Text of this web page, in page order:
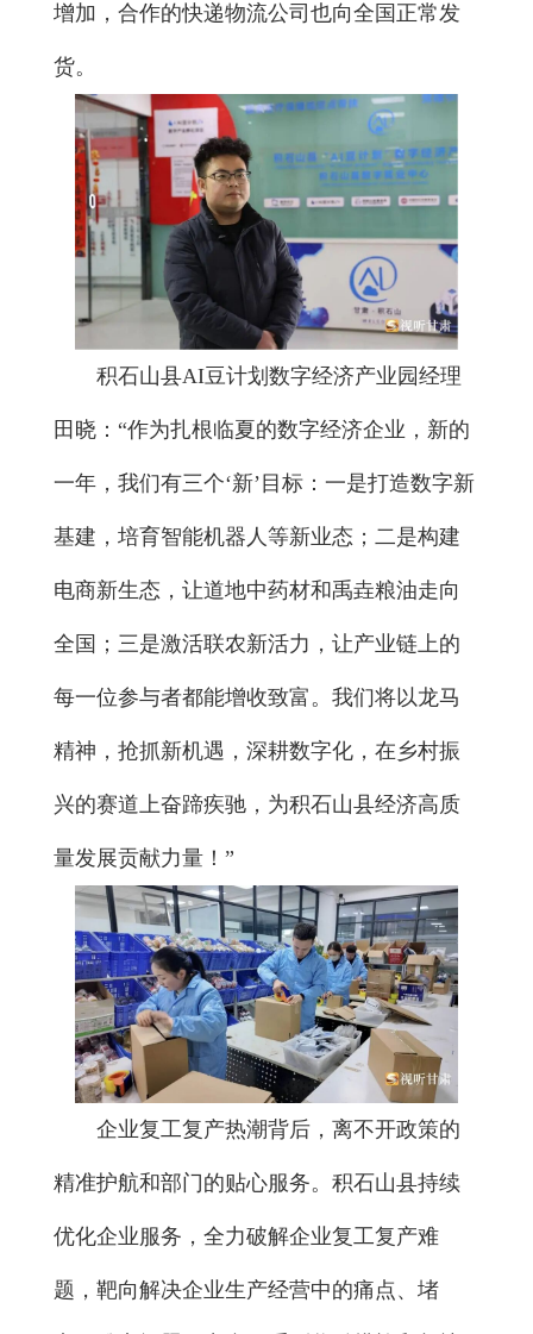
增加，合作的快递物流公司也向全国正常发
货。
积石山县AI豆计划数字经济产业园经理
田晓：“作为扎根临夏的数字经济企业，新的
一年，我们有三个‘新’目标：一是打造数字新
基建，培育智能机器人等新业态；二是构建
电商新生态，让道地中药材和禹垚粮油走向
全国；三是激活联农新活力，让产业链上的
每一位参与者都能增收致富。我们将以龙马
精神，抢抓新机遇，深耕数字化，在乡村振
兴的赛道上奋蹄疾驰，为积石山县经济高质
量发展贡献力量！”
企业复工复产热潮背后，离不开政策的
精准护航和部门的贴心服务。积石山县持续
优化企业服务，全力破解企业复工复产难
题，靶向解决企业生产经营中的痛点、堵